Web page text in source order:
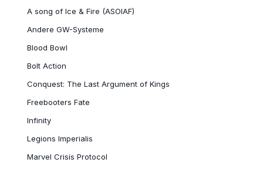
A song of Ice & Fire (ASOIAF)
Andere GW-Systeme
Blood Bowl
Bolt Action
Conquest: The Last Argument of Kings
Freebooters Fate
Infinity
Legions Imperialis
Marvel Crisis Protocol